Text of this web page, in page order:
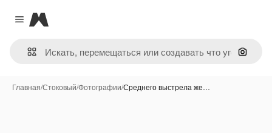
Close menu
Magnific
Поиск
Главная/Стоковый/Фотографии/Среднего выстрела же…